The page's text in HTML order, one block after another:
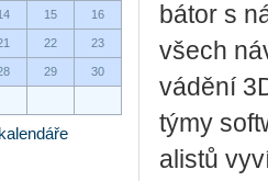
15 16
22 23
29 30
bá­tor s
všech
vá­dě­ní
týmy
a­lis­tů